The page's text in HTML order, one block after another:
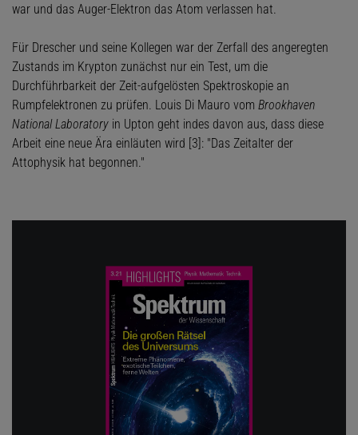
war und das Auger-Elektron das Atom verlassen hat.
Für Drescher und seine Kollegen war der Zerfall des angeregten
Zustands im Krypton zunächst nur ein Test, um die
Durchführbarkeit der Zeit-aufgelösten Spektroskopie an
Rumpfelektronen zu prüfen. Louis Di Mauro vom Brookhaven
National Laboratory in Upton geht indes davon aus, dass diese
Arbeit eine neue Ära einläuten wird [3]: "Das Zeitalter der
Attophysik hat begonnen."